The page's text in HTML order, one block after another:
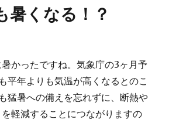
暑くなる！？
かったですね。気象庁の3ヶ月予
平年よりも気温が高くなるとのこ
猛暑への備えを忘れずに、断熱や
軽減することにつながりますの